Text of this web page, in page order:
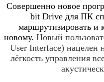
Совершенно новое
bit Drive для ПК
маршрутизировать и
новому. Новый
User Interface) нацелен
лёгкость управления